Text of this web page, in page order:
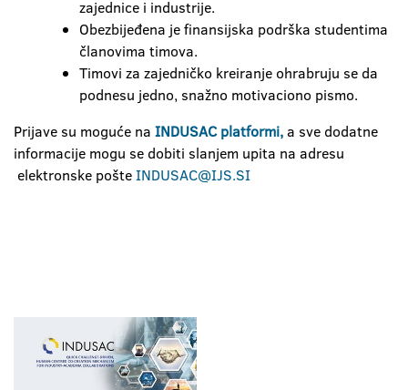
zajednice i industrije.
Obezbijeđena je finansijska podrška studentima
članovima timova.
Timovi za zajedničko kreiranje ohrabruju se da
podnesu jedno, snažno motivaciono pismo.
Prijave su moguće na INDUSAC platformi,a sve dodatne
informacije mogu se dobiti slanjem upita na adresu
elektronske pošteINDUSAC@IJS.SI